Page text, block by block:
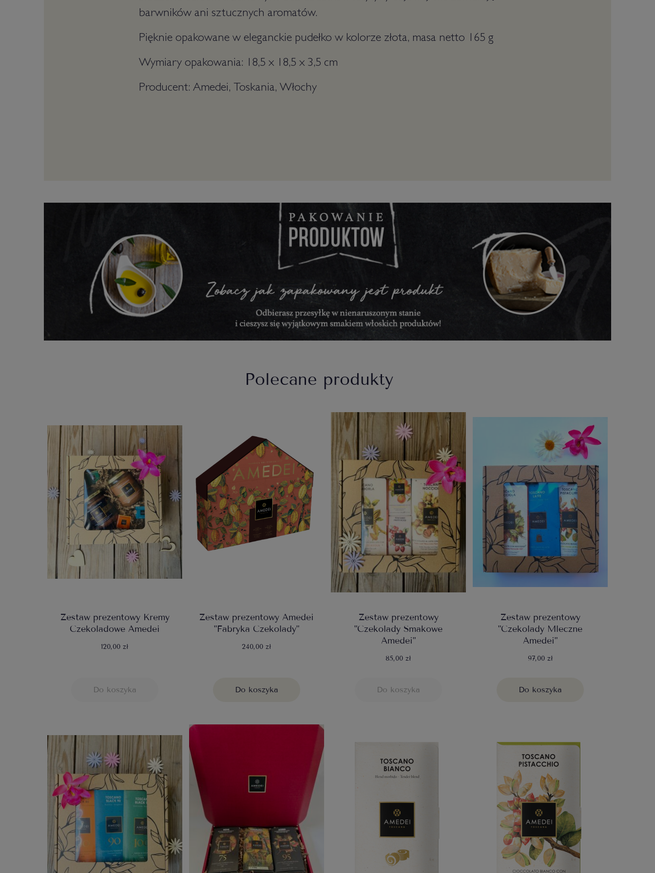
barwników ani sztucznych aromatów.
Pięknie opakowane w eleganckie pudełko w kolorze złota, masa netto 165 g
Wymiary opakowania: 18,5 x 18,5 x 3,5 cm
Producent: Amedei, Toskania, Włochy
Polecane produkty
Zestaw prezentowy Kremy
Czekoladowe Amedei
120,00 zł
Do koszyka
Zestaw prezentowy Amedei
"Fabryka Czekolady"
240,00 zł
Do koszyka
Zestaw prezentowy
"Czekolady Smakowe
Amedei"
85,00 zł
Do koszyka
Zestaw prezentowy
"Czekolady Mleczne
Amedei"
97,00 zł
Do koszyka